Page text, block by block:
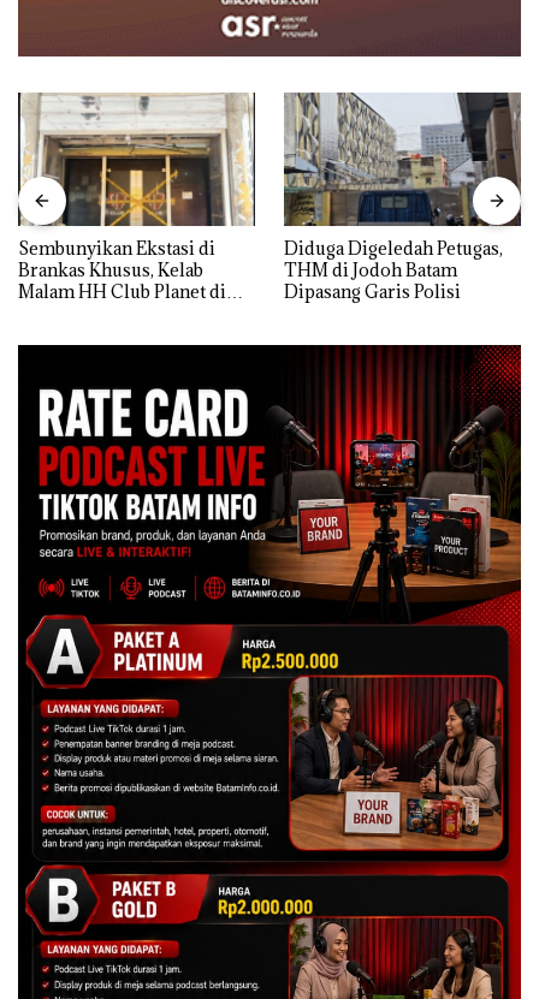
Sembunyikan Ekstasi di
Brankas Khusus, Kelab
Malam HH Club Planet di
Diduga Digeledah Petugas,
THM di Jodoh Batam
Dipasang Garis Polisi